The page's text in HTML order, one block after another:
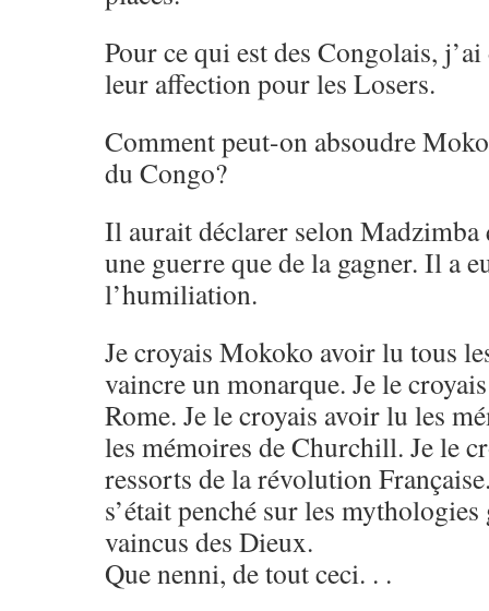
Pour ce qui est des Congolais,
leur affection pour les Losers.
Comment peut-on absoudre
du Congo?
Il aurait déclarer selon
une guerre que de la gagner. Il a
l’humiliation.
Je croyais Mokoko avoir lu tous
vaincre un monarque. Je le
Rome. Je le croyais avoir lu les
les mémoires de Churchill. Je le
ressorts de la révolution
s’était penché sur les
vaincus des Dieux.
Que nenni, de tout ceci. . .